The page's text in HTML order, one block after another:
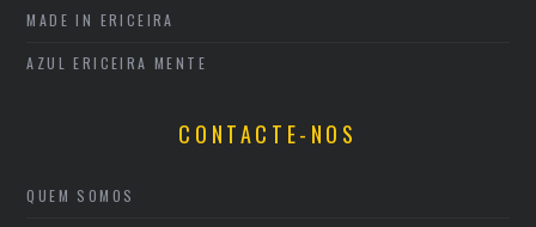
MADE IN ERICEIRA
AZUL ERICEIRA MENTE
CONTACTE-NOS
QUEM SOMOS